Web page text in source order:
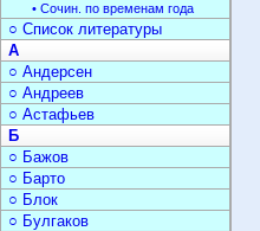
• Сочин. по временам года
○ Список литературы
А
○ Андерсен
○ Андреев
○ Астафьев
Б
○ Бажов
○ Барто
○ Блок
○ Булгаков